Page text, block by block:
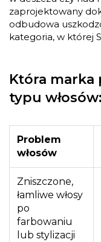
zaprojektowany
odbudowa
kategoria, w której
Która marka
typu
Problem
włosów
Zniszczone,
łamliwe włosy
po
farbowaniu
lub stylizacji